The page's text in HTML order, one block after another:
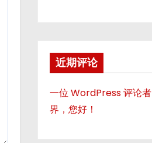
近期评论
一位 WordPress 评论者
界，您好！